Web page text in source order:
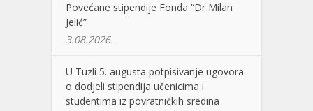
Povećane stipendije Fonda “Dr Milan
Jelić”
3.08.2026.
U Tuzli 5. augusta potpisivanje ugovora
o dodjeli stipendija učenicima i
studentima iz povratničkih sredina